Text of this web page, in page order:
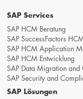
SAP Services
SAP HCM Beratung
SAP SuccessFactors
SAP HCM Application
SAP HCM Entwicklung
SAP Data Migration and
SAP Security and
SAP Lösungen